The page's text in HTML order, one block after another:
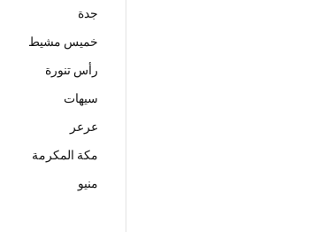
جدة
خميس مشيط
رأس تنورة
سيهات
عرعر
مكة المكرمة
منيو